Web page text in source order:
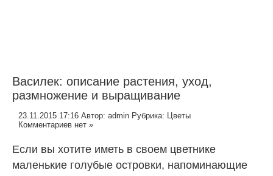
Василек: описание растения, уход,
размножение и выращивание
23.11.2015 17:16 Автор: admin Рубрика:
Цветы
Комментариев нет »
Если вы хотите иметь в своем цветнике
маленькие голубые островки, напоминающие